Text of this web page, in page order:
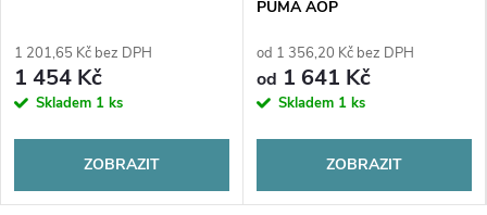
1 201,65 Kč bez DPH
1 454 Kč
Skladem 1 ks
ZOBRAZIT
PUMA AOP
od 1 356,20 Kč bez DPH
od 1 641 Kč
Skladem 1 ks
ZOBRAZIT